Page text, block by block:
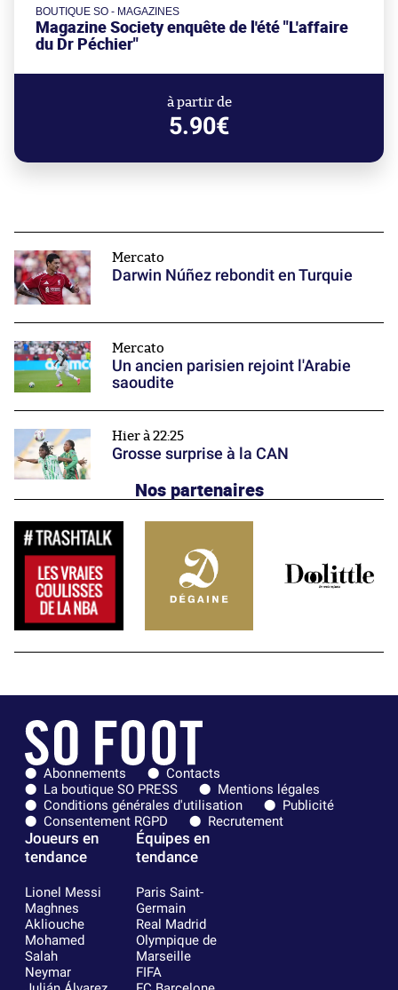
BOUTIQUE SO - MAGAZINES
Magazine Society enquête de l'été "L'affaire
du Dr Péchier"
à partir de
5.90€
Mercato
Darwin Núñez rebondit en Turquie
Mercato
Un ancien parisien rejoint l'Arabie
saoudite
Hier à 22:25
Grosse surprise à la CAN
Nos partenaires
Abonnements
Contacts
La boutique SO PRESS
Mentions légales
Conditions générales d'utilisation
Publicité
Consentement RGPD
Recrutement
Joueurs en
tendance
Lionel Messi
Maghnes
Akliouche
Mohamed
Salah
Neymar
Équipes en
tendance
Paris Saint-
Germain
Real Madrid
Olympique de
Marseille
FIFA